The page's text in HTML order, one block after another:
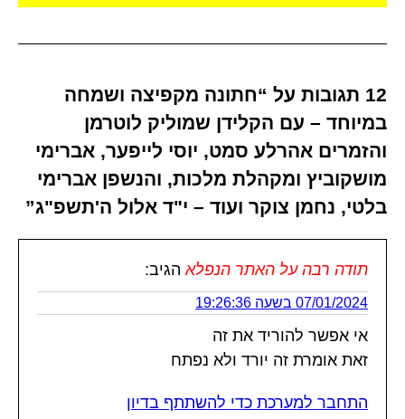
12 תגובות על “חתונה מקפיצה ושמחה
במיוחד – עם הקלידן שמוליק לוטרמן
והזמרים אהרלע סמט, יוסי לייפער, אברימי
מושקוביץ ומקהלת מלכות, והנשפן אברימי
בלטי, נחמן צוקר ועוד – י"ד אלול ה'תשפ"ג”
תודה רבה על האתר הנפלא הגיב:
07/01/2024 בשעה 19:26:36
אי אפשר להוריד את זה
זאת אומרת זה יורד ולא נפתח
התחבר למערכת כדי להשתתף בדיון